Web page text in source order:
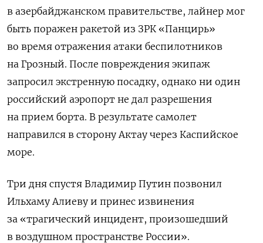
в азербайджанском правительстве, лайнер мог
быть поражен ракетой из ЗРК «Панцирь»
во время отражения атаки беспилотников
на Грозный. После повреждения экипаж
запросил экстренную посадку, однако ни один
российский аэропорт не дал разрешения
на прием борта. В результате самолет
направился в сторону Актау через Каспийское
море.
Три дня спустя Владимир Путин позвонил
Ильхаму Алиеву и принес извинения
за «трагический инцидент, произошедший
в воздушном пространстве России».